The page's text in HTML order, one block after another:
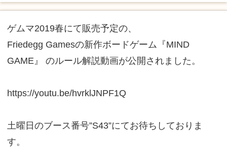
ゲムマ2019春にて販売予定の、
Friedegg Gamesの新作ボードゲーム『MIND
GAME』 のルール解説動画が公開されました。
https://youtu.be/hvrklJNPF1Q
土曜日のブース番号”S43”にてお待ちしておりま
す。